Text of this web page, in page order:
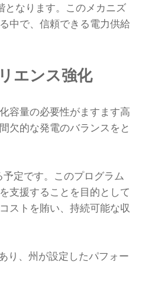
となります。このメカニズ
中で、信頼できる電力供給
エンス強化
容量の必要性がますます高
欠的な発電のバランスをと
定です。このプログラム
支援することを目的として
ストを賄い、持続可能な収
り、州が設定したパフォー